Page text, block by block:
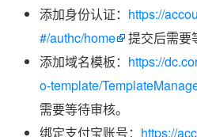
添加身份认证： https://
#/authc/home
提交后需要
添加域名模板： https://
o-template/
需要等待审核。
绑定支付宝账号： https://